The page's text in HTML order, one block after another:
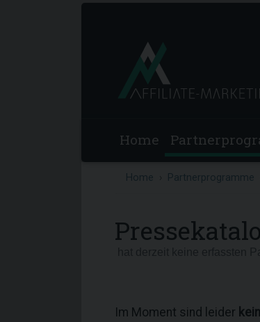
Home
Home Partnerprogramme
Im Moment sind leider